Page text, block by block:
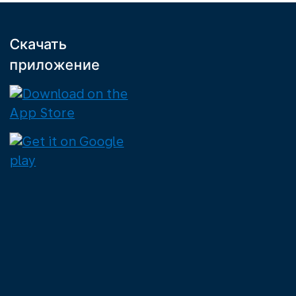
Скачать
приложение